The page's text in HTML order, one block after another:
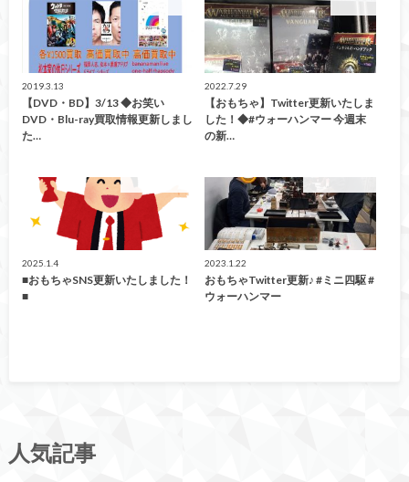
2019.3.13
【DVD・BD】3/13 ◆お笑い
DVD・Blu-ray買取情報更新しまし
た…
2022.7.29
【おもちゃ】Twitter更新いたしま
した！◆#ウォーハンマー 今週末
の新…
2025.1.4
■おもちゃSNS更新いたしました！
■
2023.1.22
おもちゃTwitter更新♪ #ミニ四駆 #
ウォーハンマー
人気記事